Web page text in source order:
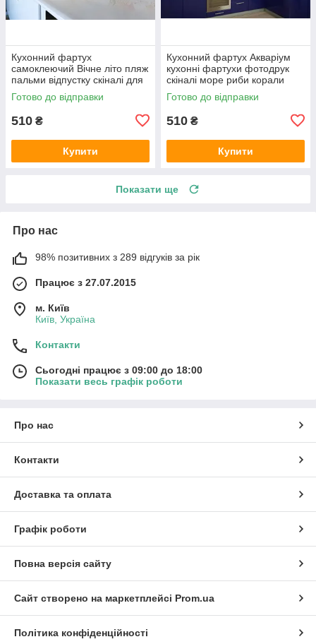
Кухонний фартух
самоклеючий Вічне літо пляж
пальми відпустку скіналі для
кухні наклейка ПВХ беж
600х2000 мм
Готово до відправки
510 ₴
Купити
Кухонний фартух Акваріум
кухонні фартухи фотодрук
скіналі море риби корали
600х2000 мм
Готово до відправки
510 ₴
Купити
Показати ще
Про нас
98% позитивних з 289 відгуків за рік
Працює з 27.07.2015
м. Київ
Київ, Україна
Контакти
Сьогодні працює з 09:00 до 18:00
Показати весь графік роботи
Про нас
Контакти
Доставка та оплата
Графік роботи
Повна версія сайту
Сайт створено на маркетплейсі Prom.ua
Політика конфіденційності